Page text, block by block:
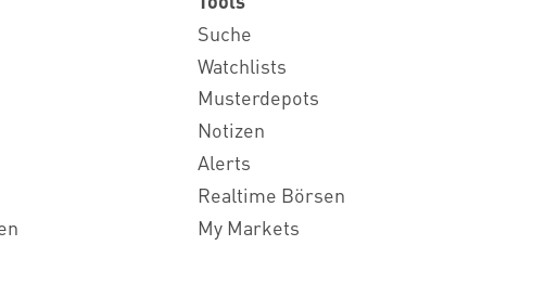
Suche
Watchlists
Musterdepots
Notizen
Alerts
Realtime Börsen
My Markets